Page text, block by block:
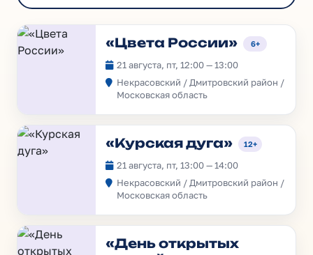
«Цвета России» 6+
21 августа, пт, 12:00 — 13:00
Некрасовский / Дмитровский район /
Московская область
«Курская дуга» 12+
21 августа, пт, 13:00 — 14:00
Некрасовский / Дмитровский район /
Московская область
«День открытых